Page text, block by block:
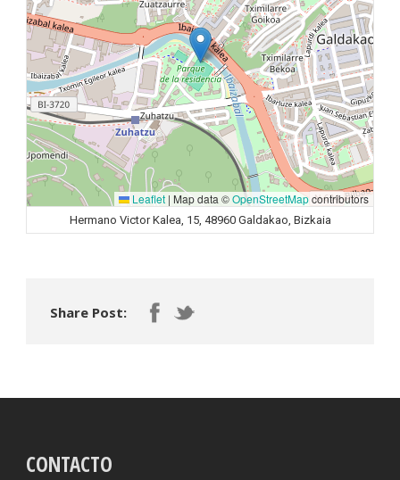
Leaflet | Map data ©OpenStreetMapcontributors
Hermano Victor Kalea, 15, 48960 Galdakao, Bizkaia
Share Post:
CONTACTO